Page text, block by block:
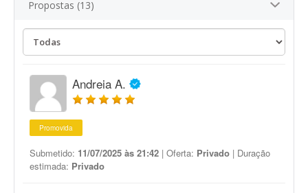
Propostas (13)
Andreia A.
Promovida
Submetido: 11/07/2025 às 21:42 | Oferta: Privado | Duração
estimada: Privado